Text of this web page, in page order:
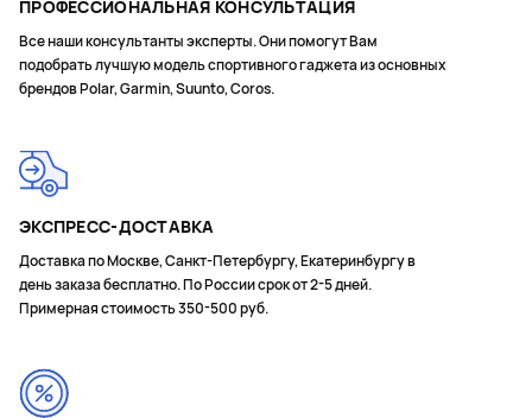
ПРОФЕССИОНАЛЬНАЯ КОНСУЛЬТАЦИЯ
Все наши консультанты эксперты. Они помогут Вам
подобрать лучшую модель спортивного гаджета из основных
брендов Polar, Garmin, Suunto, Coros.
ЭКСПРЕСС-ДОСТАВКА
Доставка по Москве, Санкт-Петербургу, Екатеринбургу в
день заказа бесплатно. По России срок от 2-5 дней.
Примерная стоимость 350-500 руб.